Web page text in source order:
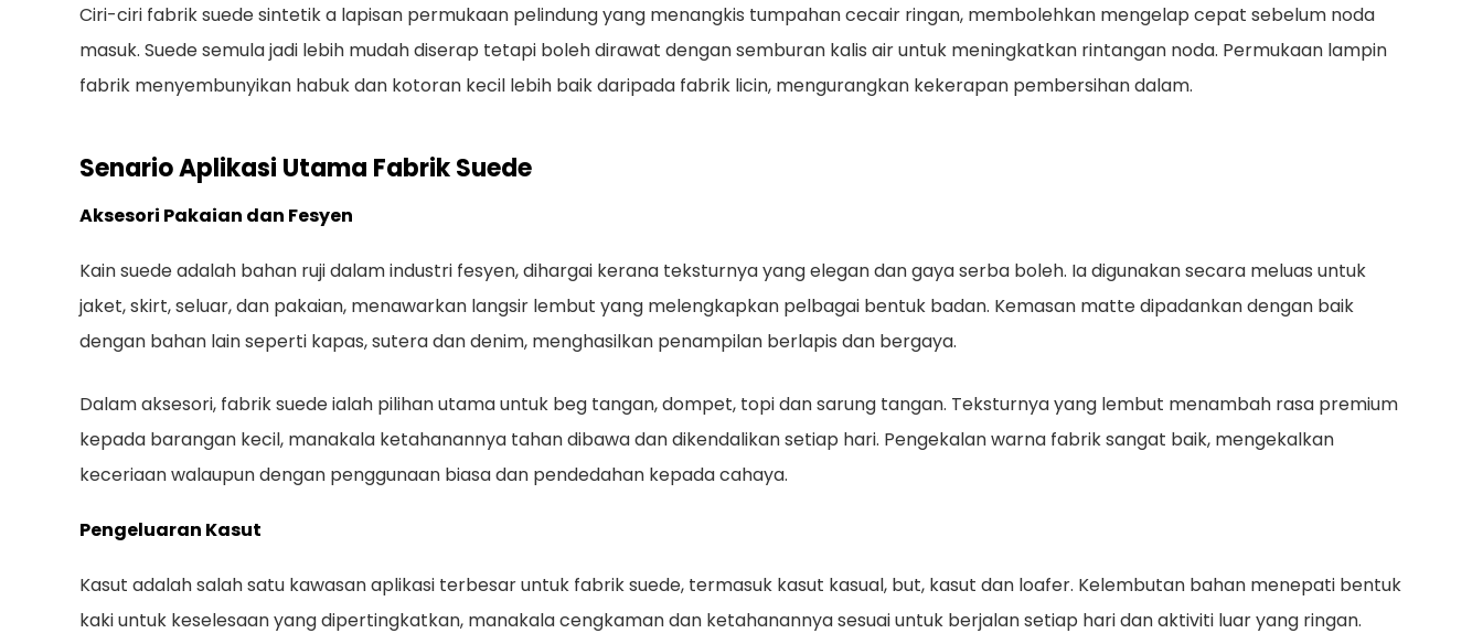
Ciri-ciri fabrik suede sintetik a lapisan permukaan pelindungyang menangkis tumpahan cecair ringan, membolehkan mengelap cepat sebelum noda
masuk. Suede semula jadi lebih mudah diserap tetapi boleh dirawat dengan semburan kalis air untuk meningkatkan rintangan noda. Permukaan lampin
fabrik menyembunyikan habuk dan kotoran kecil lebih baik daripada fabrik licin, mengurangkan kekerapan pembersihan dalam.
Senario Aplikasi Utama Fabrik Suede
Aksesori Pakaian dan Fesyen
Kain suede adalah bahan ruji dalam industri fesyen, dihargai kerana teksturnya yang elegan dan gaya serba boleh. Ia digunakan secara meluas untuk
jaket, skirt, seluar, dan pakaian, menawarkan langsir lembut yang melengkapkan pelbagai bentuk badan. Kemasan matte dipadankan dengan baik
dengan bahan lain seperti kapas, sutera dan denim, menghasilkan penampilan berlapis dan bergaya.
Dalam aksesori, fabrik suede ialah pilihan utama untuk beg tangan, dompet, topi dan sarung tangan. Teksturnya yang lembut menambah rasa premium
kepada barangan kecil, manakala ketahanannya tahan dibawa dan dikendalikan setiap hari. Pengekalan warna fabrik sangat baik, mengekalkan
keceriaan walaupun dengan penggunaan biasa dan pendedahan kepada cahaya.
Pengeluaran Kasut
Kasut adalah salah satu kawasan aplikasi terbesar untuk fabrik suede, termasuk kasut kasual, but, kasut dan loafer. Kelembutan bahan menepati bentuk
kaki untuk keselesaan yang dipertingkatkan, manakala cengkaman dan ketahanannya sesuai untuk berjalan setiap hari dan aktiviti luar yang ringan.